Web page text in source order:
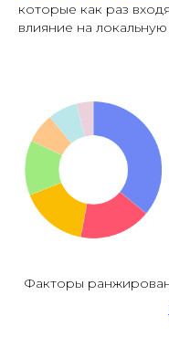
которые как раз
влияние на
Факторы